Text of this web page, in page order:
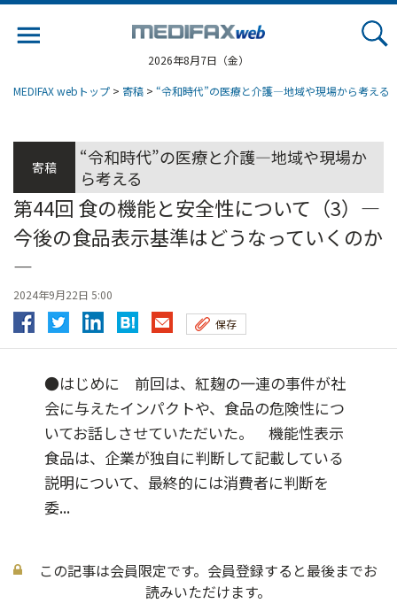
2026年8月7日（金）
MEDIFAX webトップ > 寄稿 > “令和時代”の医療と介護―地域や現場から考える
寄稿
“令和時代”の医療と介護―地域や現場か
ら考える
第44回 食の機能と安全性について（3）―
今後の食品表示基準はどうなっていくのか
―
2024年9月22日 5:00
保存
●はじめに 前回は、紅麹の一連の事件が社
会に与えたインパクトや、食品の危険性につ
いてお話しさせていただいた。 機能性表示
食品は、企業が独自に判断して記載している
説明について、最終的には消費者に判断を
委...
この記事は会員限定です。会員登録すると最後までお
読みいただけます。